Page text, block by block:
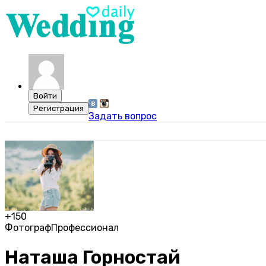
Задать вопрос
+150
ФотографПрофессионал
Наташа Горностай